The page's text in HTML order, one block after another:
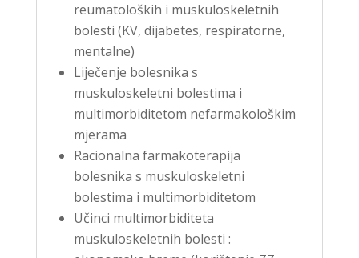
reumatoloških i muskuloskeletnih
bolesti (KV, dijabetes, respiratorne,
mentalne)
Liječenje bolesnika s
muskuloskeletni bolestima i
multimorbiditetom nefarmakološkim
mjerama
Racionalna farmakoterapija
bolesnika s muskuloskeletni
bolestima i multimorbiditetom
Učinci multimorbiditeta
muskuloskeletnih bolesti :